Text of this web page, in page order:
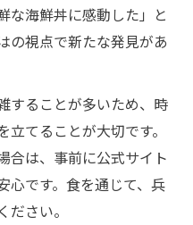
な海鮮丼に感動した」と
の視点で新たな発見があ
することが多いため、時
てることが大切です。
合は、事前に公式サイト
心です。食を通じて、兵
さい。